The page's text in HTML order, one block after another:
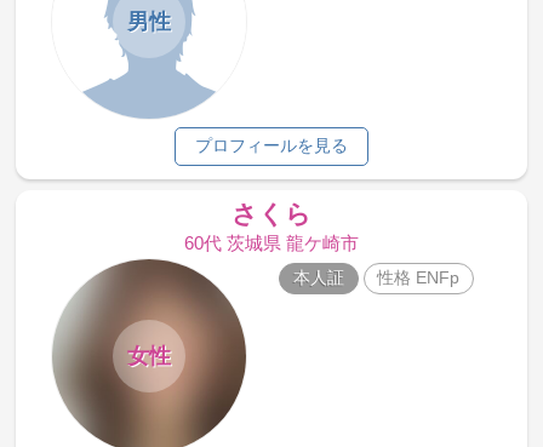
男性
プロフィールを見る
さくら
60代 茨城県 龍ケ崎市
女性
本人証 性格 ENFp